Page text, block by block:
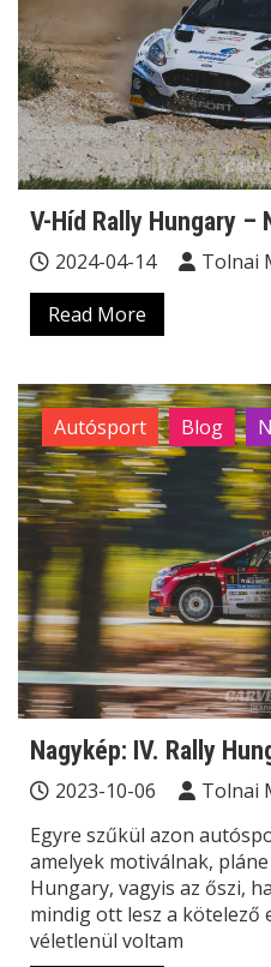
V-Híd Rally Hungary –
2024-04-14 Tolnai
Read More
Autósport Blog
Nagykép: IV. Rally
2023-10-06 Tolnai
Egyre szűkül azon
amelyek motiválnak,
Hungary, vagyis az őszi,
mindig ott lesz a kötelező
véletlenül voltam